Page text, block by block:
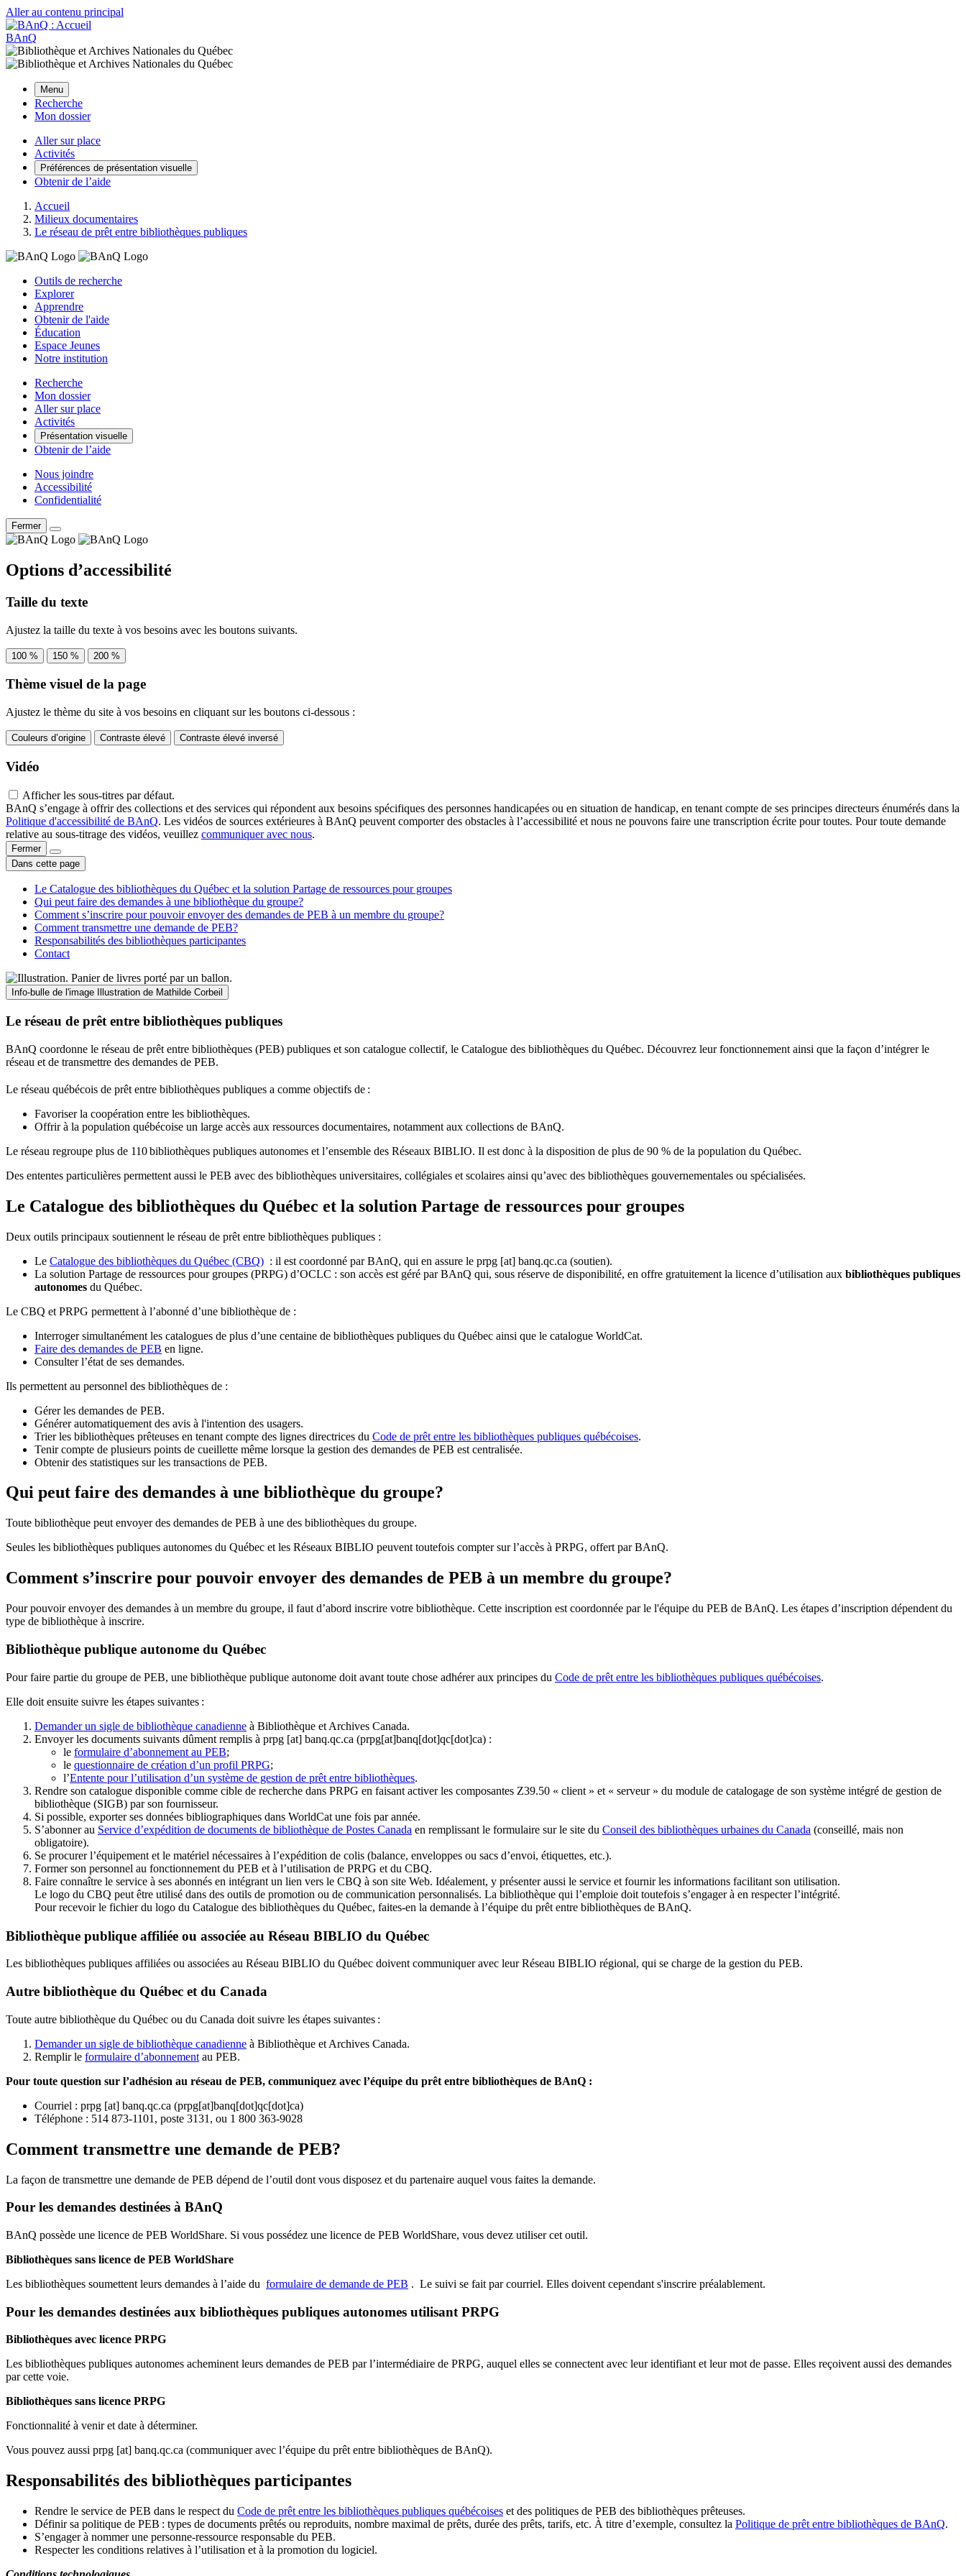
Aller au contenu principal
BAnQ
Menu
Recherche
Mon dossier
Aller sur place
Activités
Préférences de présentation visuelle
Obtenir de l’aide
Accueil
Milieux documentaires
Le réseau de prêt entre bibliothèques publiques
Outils de recherche
Explorer
Apprendre
Obtenir de l'aide
Éducation
Espace Jeunes
Notre institution
Recherche
Mon dossier
Aller sur place
Activités
Présentation visuelle
Obtenir de l’aide
Nous joindre
Accessibilité
Confidentialité
Fermer
Options d’accessibilité
Taille du texte
Ajustez la taille du texte à vos besoins avec les boutons suivants.
100 % 150 % 200 %
Thème visuel de la page
Ajustez le thème du site à vos besoins en cliquant sur les boutons ci-dessous :
Couleurs d’origine Contraste élevé Contraste élevé inversé
Vidéo
Afficher les sous-titres par défaut.
BAnQ s’engage à offrir des collections et des services qui répondent aux besoins spécifiques des personnes handicapées ou en situation de handicap, en tenant compte de ses principes directeurs énumérés dans la
Politique d'accessibilité de BAnQ. Les vidéos de sources extérieures à BAnQ peuvent comporter des obstacles à l’accessibilité et nous ne pouvons faire une transcription écrite pour toutes. Pour toute demande
relative au sous-titrage des vidéos, veuillez communiquer avec nous.
Fermer
Dans cette page
Le Catalogue des bibliothèques du Québec et la solution Partage de ressources pour groupes
Qui peut faire des demandes à une bibliothèque du groupe?
Comment s’inscrire pour pouvoir envoyer des demandes de PEB à un membre du groupe?
Comment transmettre une demande de PEB?
Responsabilités des bibliothèques participantes
Contact
Info-bulle de l'image Illustration de Mathilde Corbeil
Le réseau de prêt entre bibliothèques publiques
BAnQ coordonne le réseau de prêt entre bibliothèques (PEB) publiques et son catalogue collectif, le Catalogue des bibliothèques du Québec. Découvrez leur fonctionnement ainsi que la façon d’intégrer le
réseau et de transmettre des demandes de PEB.
Le réseau québécois de prêt entre bibliothèques publiques a comme objectifs de :
Favoriser la coopération entre les bibliothèques.
Offrir à la population québécoise un large accès aux ressources documentaires, notamment aux collections de BAnQ.
Le réseau regroupe plus de 110bibliothèques publiques autonomes et l’ensemble des Réseaux BIBLIO. Il est donc à la disposition de plus de 90 % de la population du Québec.
Des ententes particulières permettent aussi le PEB avec des bibliothèques universitaires, collégiales et scolaires ainsi qu’avec des bibliothèques gouvernementales ou spécialisées.
Le Catalogue des bibliothèques du Québec et la solution Partage de ressources pour groupes
Deux outils principaux soutiennent le réseau de prêt entre bibliothèques publiques :
Le Catalogue des bibliothèques du Québec (CBQ) : il est coordonné par BAnQ, qui en assure le prpg [at] banq.qc.ca (soutien).
La solution Partage de ressources pour groupes (PRPG) d’OCLC : son accès est géré par BAnQ qui, sous réserve de disponibilité, en offre gratuitement la licence d’utilisation aux bibliothèques publiques
autonomes du Québec.
Le CBQ et PRPG permettent à l’abonné d’une bibliothèque de :
Interroger simultanément les catalogues de plus d’une centaine de bibliothèques publiques du Québec ainsi que le catalogue WorldCat.
Faire des demandes de PEB en ligne.
Consulter l’état de ses demandes.
Ils permettent au personnel des bibliothèques de :
Gérer les demandes de PEB.
Générer automatiquement des avis à l'intention des usagers.
Trier les bibliothèques prêteuses en tenant compte des lignes directrices du Code de prêt entre les bibliothèques publiques québécoises.
Tenir compte de plusieurs points de cueillette même lorsque la gestion des demandes de PEB est centralisée.
Obtenir des statistiques sur les transactions de PEB.
Qui peut faire des demandes à une bibliothèque du groupe?
Toute bibliothèque peut envoyer des demandes de PEB à une des bibliothèques du groupe.
Seules les bibliothèques publiques autonomes du Québec et les Réseaux BIBLIO peuvent toutefois compter sur l’accès à PRPG, offert par BAnQ.
Comment s’inscrire pour pouvoir envoyer des demandes de PEB à un membre du groupe?
Pour pouvoir envoyer des demandes à un membre du groupe, il faut d’abord inscrire votre bibliothèque. Cette inscription est coordonnée par le l'équipe du PEB de BAnQ. Les étapes d’inscription dépendent du
type de bibliothèque à inscrire.
Bibliothèque publique autonome du Québec
Pour faire partie du groupe de PEB, une bibliothèque publique autonome doit avant toute chose adhérer aux principes du Code de prêt entre les bibliothèques publiques québécoises.
Elle doit ensuite suivre les étapes suivantes :
Demander un sigle de bibliothèque canadienne à Bibliothèque et Archives Canada.
Envoyer les documents suivants dûment remplis à prpg [at] banq.qc.ca (prpg[at]banq[dot]qc[dot]ca) :
le formulaire d’abonnement au PEB;
le questionnaire de création d’un profil PRPG;
l’Entente pour l’utilisation d’un système de gestion de prêt entre bibliothèques.
Rendre son catalogue disponible comme cible de recherche dans PRPG en faisant activer les composantes Z39.50 « client » et « serveur » du module de catalogage de son système intégré de gestion de
bibliothèque (SIGB) par son fournisseur.
Si possible, exporter ses données bibliographiques dans WorldCat une fois par année.
S’abonner au Service d’expédition de documents de bibliothèque de Postes Canada en remplissant le formulaire sur le site du Conseil des bibliothèques urbaines du Canada (conseillé, mais non
obligatoire).
Se procurer l’équipement et le matériel nécessaires à l’expédition de colis (balance, enveloppes ou sacs d’envoi, étiquettes, etc.).
Former son personnel au fonctionnement du PEB et à l’utilisation de PRPG et du CBQ.
Faire connaître le service à ses abonnés en intégrant un lien vers le CBQ à son site Web. Idéalement, y présenter aussi le service et fournir les informations facilitant son utilisation.
Le logo du CBQ peut être utilisé dans des outils de promotion ou de communication personnalisés. La bibliothèque qui l’emploie doit toutefois s’engager à en respecter l’intégrité.
Pour recevoir le fichier du logo du Catalogue des bibliothèques du Québec, faites-en la demande à l’équipe du prêt entre bibliothèques de BAnQ.
Bibliothèque publique affiliée ou associée au Réseau BIBLIO du Québec
Les bibliothèques publiques affiliées ou associées au Réseau BIBLIO du Québec doivent communiquer avec leur Réseau BIBLIO régional, qui se charge de la gestion du PEB.
Autre bibliothèque du Québec et du Canada
Toute autre bibliothèque du Québec ou du Canada doit suivre les étapes suivantes :
Demander un sigle de bibliothèque canadienne à Bibliothèque et Archives Canada.
Remplir le formulaire d’abonnement au PEB.
Pour toute question sur l’adhésion au réseau de PEB, communiquez avec l’équipe du prêt entre bibliothèques de BAnQ :
Courriel : prpg [at] banq.qc.ca (prpg[at]banq[dot]qc[dot]ca)
Téléphone : 514 873-1101, poste 3131, ou 1 800 363-9028
Comment transmettre une demande de PEB?
La façon de transmettre une demande de PEB dépend de l’outil dont vous disposez et du partenaire auquel vous faites la demande.
Pour les demandes destinées à BAnQ
BAnQ possède une licence de PEB WorldShare. Si vous possédez une licence de PEB WorldShare, vous devez utiliser cet outil.
Bibliothèques sans licence de PEB WorldShare
Les bibliothèques soumettent leurs demandes à l’aide du formulaire de demande de PEB . Le suivi se fait par courriel. Elles doivent cependant s'inscrire préalablement.
Pour les demandes destinées aux bibliothèques publiques autonomes utilisant PRPG
Bibliothèques avec licence PRPG
Les bibliothèques publiques autonomes acheminent leurs demandes de PEB par l’intermédiaire de PRPG, auquel elles se connectent avec leur identifiant et leur mot de passe. Elles reçoivent aussi des demandes
par cette voie.
Bibliothèques sans licence PRPG
Fonctionnalité à venir et date à déterminer.
Vous pouvez aussi prpg [at] banq.qc.ca (communiquer avec l’équipe du prêt entre bibliothèques de BAnQ).
Responsabilités des bibliothèques participantes
Rendre le service de PEB dans le respect du Code de prêt entre les bibliothèques publiques québécoises et des politiques de PEB des bibliothèques prêteuses.
Définir sa politique de PEB : types de documents prêtés ou reproduits, nombre maximal de prêts, durée des prêts, tarifs, etc. À titre d’exemple, consultez la Politique de prêt entre bibliothèques de BAnQ.
S’engager à nommer une personne-ressource responsable du PEB.
Respecter les conditions relatives à l’utilisation et à la promotion du logiciel.